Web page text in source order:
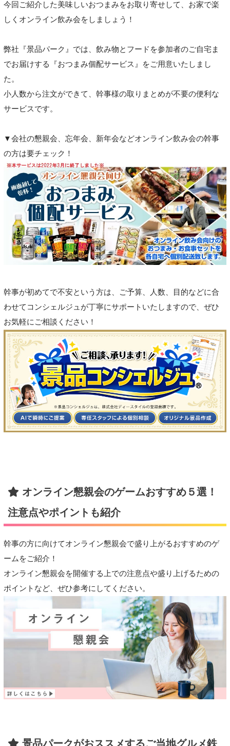
今回ご紹介した美味しいおつまみをお取り寄せして、お家で楽
しくオンライン飲み会をしましょう！
弊社『景品パーク』では、飲み物とフードを参加者のご自宅ま
でお届けする『おつまみ個配サービス』をご用意いたしまし
た。
小人数から注文ができて、幹事様の取りまとめが不要の便利な
サービスです。
▼会社の懇親会、忘年会、新年会などオンライン飲み会の幹事
の方は要チェック！
幹事が初めてで不安という方は、ご予算、人数、目的などに合
わせてコンシェルジュが丁寧にサポートいたしますので、ぜひ
お気軽にご相談ください！
オンライン懇親会のゲームおすすめ５選！
注意点やポイントも紹介
幹事の方に向けてオンライン懇親会で盛り上がるおすすめのゲ
ームをご紹介！
オンライン懇親会を開催する上での注意点や盛り上げるための
ポイントなど、ぜひ参考にしてください。
景品パークがおススメするご当地グルメ鉄